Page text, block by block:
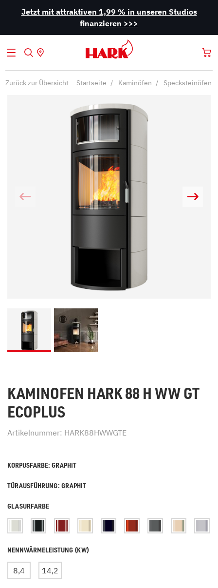
Jetzt mit attraktiven 1,99 % in unseren Studios
finanzieren >>>
Zurück zur Übersicht Startseite Kaminöfen Specksteinöfen
KAMINOFEN HARK 88 H WW GT
ECOPLUS
Artikelnummer: HARK88HWWGTE
KORPUSFARBE: GRAPHIT
TÜRAUSFÜHRUNG: GRAPHIT
GLASURFARBE
NENNWÄRMELEISTUNG (KW)
8,4 14,2